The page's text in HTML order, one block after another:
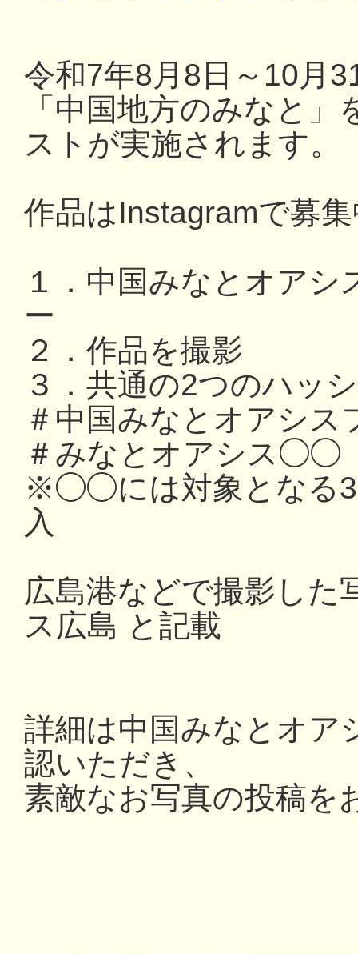
令和7年8月8日～10月
「中国地方のみなと
ストが実施されます。
作品はInstagramで募
１．中国みなとオアシ
ー
２．作品を撮影
３．共通の2つのハッ
＃中国みなとオアシ
＃みなとオアシス◯◯
※◯◯には対象となる
入
広島港などで撮影した
ス広島 と記載
詳細は中国みなとオア
認いただき、
素敵なお写真の投稿を